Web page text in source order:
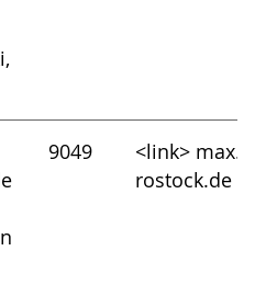
9049
<link>
rostock.de